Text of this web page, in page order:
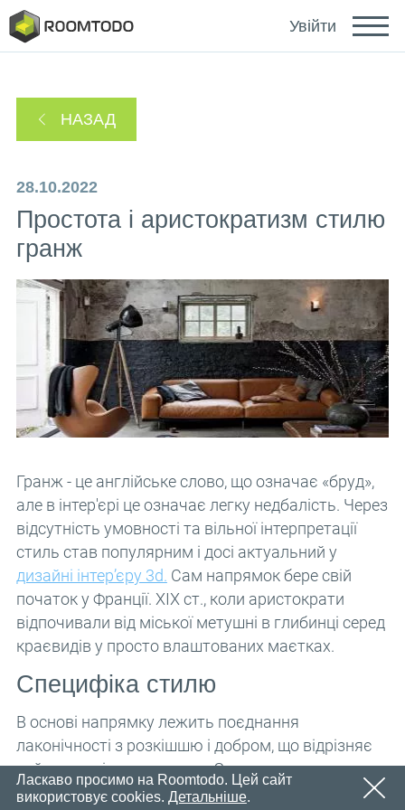
Зайти за допомогою
або
Email
Пароль
OK
Реєстрація Нагадати пароль
Дякуємо за реєстрацію
Незабаром ми надішлемо електронний лист із
листі, щоб активувати свій обліковий запис
OK
Посилання для відновлення пароля надіслано
на ваш email.
OK
Увійти
НАЗАД
28.10.2022
Простота і аристократизм стилю
гранж
Гранж - це англійське слово, що означає «бруд»,
але в інтер'єрі це означає легку недбалість. Через
відсутність умовності та вільної інтерпретації
стиль став популярним і досі актуальний у
дизайні інтер’єру 3d. Сам напрямок бере свій
початок у Франції. XIX ст., коли аристократи
відпочивали від міської метушні в глибинці серед
краєвидів у просто влаштованих маєтках.
Специфіка стилю
В основі напрямку лежить поєднання
лаконічності з розкішшю і добром, що відрізняє
цей стиль від класицизму. З останнього взято
лише деякі особливості, щоб надати будинку
Ласкаво просимо на Roomtodo. Цей сайт
використовує cookies. Детальніше.